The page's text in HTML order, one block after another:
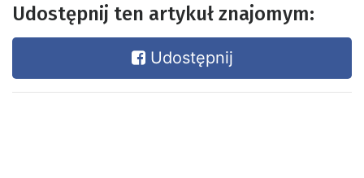
Udostępnij ten artykuł znajomym:
Udostępnij